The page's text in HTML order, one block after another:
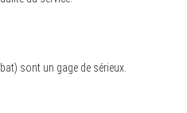
sont un gage de sérieux.